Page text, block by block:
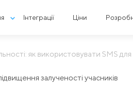
як використовувати SMS для
Інтеграції Ціни